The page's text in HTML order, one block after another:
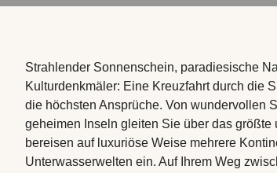
Strahlender Sonnenschein, paradiesische
Kulturdenkmäler: Eine Kreuzfahrt durch die
die höchsten Ansprüche. Von wundervollen
geheimen Inseln gleiten Sie über das größte
bereisen auf luxuriöse Weise mehrere
Unterwasserwelten ein. Auf Ihrem Weg